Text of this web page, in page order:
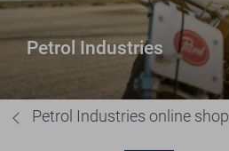
Petrol Industries
Petrol Industries online shop